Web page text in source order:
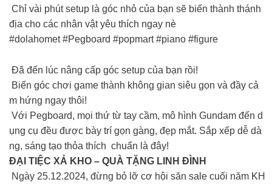
Chỉ vài phút setup là góc nhỏ của bạn sẽ biến thành thánh
địa cho các nhân vật yêu thích ngay nè
#dolahomet #Pegboard #popmart #piano #figure
Đã đến lúc nâng cấp góc setup của bạn rồi!
Biến góc chơi game thành không gian siêu gọn và đầy cả
m hứng ngay thôi!
Với Pegboard, mọi thứ từ tay cầm, mô hình Gundam đến d
ụng cụ đều được bày trí gọn gàng, đẹp mắt. Sắp xếp dễ dà
ng, sáng tạo thỏa thích chuẩn là đây!
ĐẠI TIỆC XẢ KHO – QUÀ TẶNG LINH ĐÌNH
Ngày 25.12.2024, đừng bỏ lỡ cơ hội săn sale cuối năm KH